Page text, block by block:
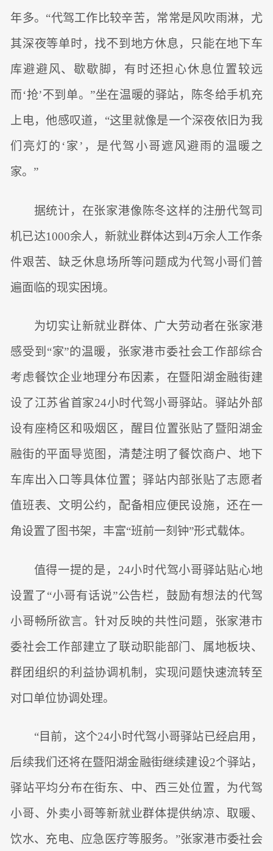
年多。“代驾工作比较辛苦，常常是风吹雨淋，尤
其深夜等单时，找不到地方休息，只能在地下车
库避避风、歇歇脚，有时还担心休息位置较远
而‘抢’不到单。”坐在温暖的驿站，陈冬给手机充
上电，他感叹道，“这里就像是一个深夜依旧为我
们亮灯的‘家’，是代驾小哥遮风避雨的温暖之
家。”
据统计，在张家港像陈冬这样的注册代驾司
机已达1000余人，新就业群体达到4万余人工作条
件艰苦、缺乏休息场所等问题成为代驾小哥们普
遍面临的现实困境。
为切实让新就业群体、广大劳动者在张家港
感受到“家”的温暖，张家港市委社会工作部综合
考虑餐饮企业地理分布因素，在暨阳湖金融街建
设了江苏省首家24小时代驾小哥驿站。驿站外部
设有座椅区和吸烟区，醒目位置张贴了暨阳湖金
融街的平面导览图，清楚注明了餐饮商户、地下
车库出入口等具体位置；驿站内部张贴了志愿者
值班表、文明公约，配备相应便民设施，还在一
角设置了图书架，丰富“班前一刻钟”形式载体。
值得一提的是，24小时代驾小哥驿站贴心地
设置了“小哥有话说”公告栏，鼓励有想法的代驾
小哥畅所欲言。针对反映的共性问题，张家港市
委社会工作部建立了联动职能部门、属地板块、
群团组织的利益协调机制，实现问题快速流转至
对口单位协调处理。
“目前，这个24小时代驾小哥驿站已经启用，
后续我们还将在暨阳湖金融街继续建设2个驿站，
驿站平均分布在街东、中、西三处位置，为代驾
小哥、外卖小哥等新就业群体提供纳凉、取暖、
饮水、充电、应急医疗等服务。”张家港市委社会